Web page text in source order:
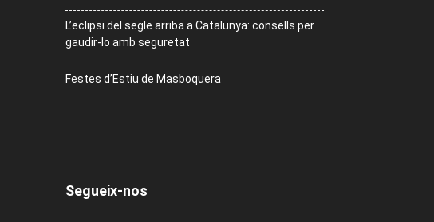
L’eclipsi del segle arriba a Catalunya: consells per
gaudir-lo amb seguretat
Festes d’Estiu de Masboquera
Segueix-nos